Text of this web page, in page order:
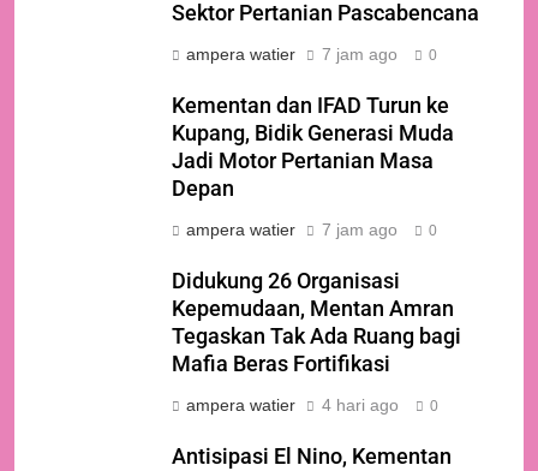
Sektor Pertanian Pascabencana
ampera watier 7 jam ago 0
Kementan dan IFAD Turun ke
Kupang, Bidik Generasi Muda
Jadi Motor Pertanian Masa
Depan
ampera watier 7 jam ago 0
Didukung 26 Organisasi
Kepemudaan, Mentan Amran
Tegaskan Tak Ada Ruang bagi
Mafia Beras Fortifikasi
ampera watier 4 hari ago 0
Antisipasi El Nino, Kementan